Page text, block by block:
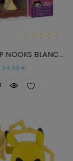
FUNKO POP NOOKS BLANCANIEVES
24,99 €